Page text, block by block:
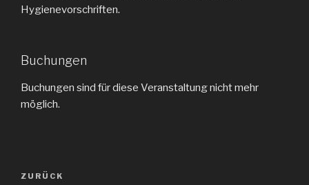
Hygienevorschriften.
Buchungen
Buchungen sind für diese Veranstaltung nicht mehr
möglich.
Beitragsnavigation
Vorheriger
ZURÜCK